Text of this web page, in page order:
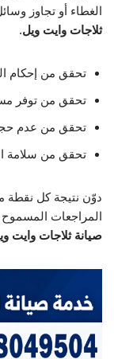
الغطاء أو تجاوز
ثلاجات وايت ويل.
تحقق من إحكام
تحقق من توفر
تحقق من عدم
تحقق من سلامة
دوّن نتيجة كل نقطة
المراجعات المسموح
صيانة ثلاجات وايت